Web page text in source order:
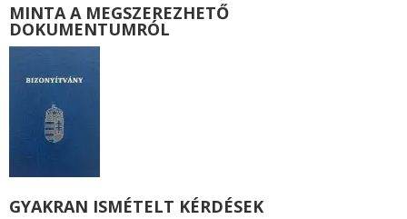
MINTA A MEGSZEREZHETŐ
DOKUMENTUMRÓL
GYAKRAN ISMÉTELT KÉRDÉSEK